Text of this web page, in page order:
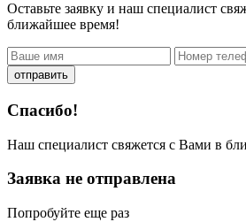
Оставьте заявку и наш специалист
ближайшее время!
отправить
Спасибо!
Наш специалист свяжется с Вами в
Заявка не отправлена
Попробуйте еще раз